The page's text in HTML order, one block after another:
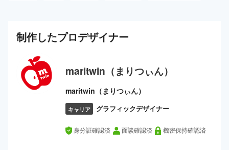
制作したプロデザイナー
maritwin（まりつぃん）
maritwin（まりつぃん）
キャリア グラフィックデザイナー
身分証確認済 面談確認済 機密保持確認済